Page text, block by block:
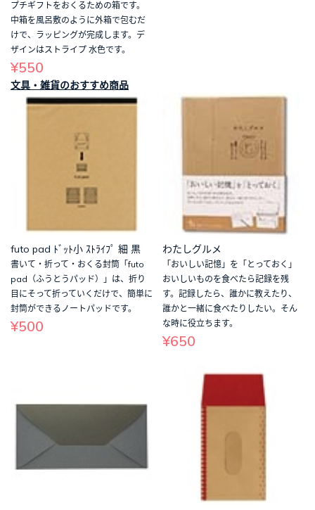
プチギフトをおくるための箱です。
中箱を風呂敷のように外箱で包むだ
けで、ラッピングが完成します。デ
ザインはストライプ 水色です。
¥550
文具・雑貨のおすすめ商品
futo pad ﾄﾞｯﾄ小 ｽﾄﾗｲﾌﾟ 細 黒
書いて・折って・おくる封筒「futo
pad（ふうとうパッド）」は、折り
目にそって折っていくだけで、簡単に
封筒ができるノートパッドです。
¥500
わたしグルメ
「おいしい記憶」を「とっておく」
おいしいものを食べたら記録を残
す。記録したら、誰かに教えたり、
誰かと一緒に食べたりしたい。そん
な時に役立ちます。
¥650